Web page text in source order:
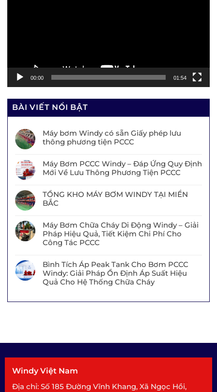
00:00 01:54
BÀI VIẾT NỔI BẬT
Máy bơm Windy có sẵn Giấy phép lưu
thông phương tiện PCCC
Máy Bơm PCCC Windy – Đáp Ứng Quy Định
Mới Về Lưu Thông Phương Tiện PCCC
TỔNG KHO MÁY BƠM WINDY TẠI MIỀN
BẮC
Máy Bơm Chữa Cháy Di Động Windy – Giải
Pháp Hiệu Quả, Tiết Kiệm Chi Phí Cho
Công Tác PCCC
Bình Tích Áp Peak Tank Cho Bơm PCCC
Windy: Giải Pháp Ổn Định Áp Suất Hiệu
Quả Cho Hệ Thống Chữa Cháy
Windy Việt Nam
Địa chỉ: Số 185 Đường Vĩnh Khang, Xã Ngọc Hồi,